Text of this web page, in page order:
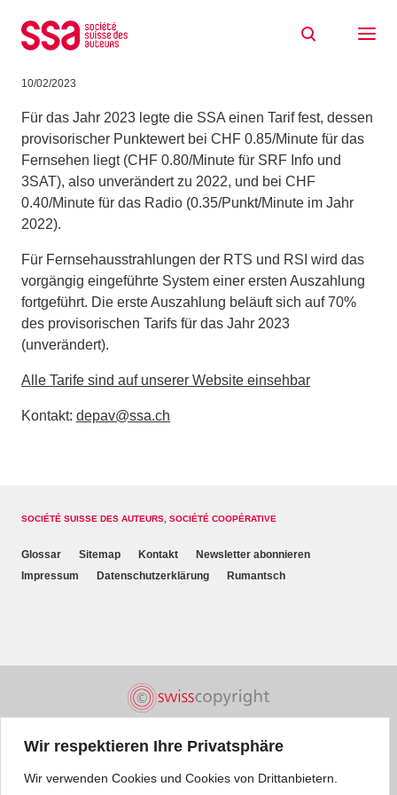
Wir respektieren Ihre Privatsphäre
Wir verwenden Cookies und Cookies von Drittanbietern.
2023
10/02/2023
Für das Jahr 2023 legte die SSA einen Tarif fest, dessen
provisorischer Punktewert bei CHF 0.85/Minute für das
Fernsehen liegt (CHF 0.80/Minute für SRF Info und
3SAT), also unverändert zu 2022, und bei CHF
0.40/Minute für das Radio (0.35/Punkt/Minute im Jahr
2022).
Für Fernsehausstrahlungen der RTS und RSI wird das
vorgängig eingeführte System einer ersten Auszahlung
fortgeführt. Die erste Auszahlung beläuft sich auf 70%
des provisorischen Tarifs für das Jahr 2023
(unverändert).
Alle Tarife sind auf unserer Website einsehbar
Kontakt: depav@ssa.ch
SOCIÉTÉ SUISSE DES AUTEURS, SOCIÉTÉ COOPÉRATIVE
Glossar Sitemap Kontakt
Newsletter abonnieren
Impressum
Datenschutzerklärung Rumantsch